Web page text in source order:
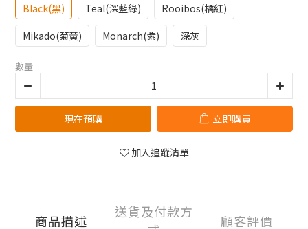
Black(黑) Teal(深藍綠)
Rooibos(橘紅)
Mikado(菊黃)
Monarch(紫) 深灰
數量
現在預購 立即購買
加入追蹤清單
商品描述
送貨及付款方
顧客評價